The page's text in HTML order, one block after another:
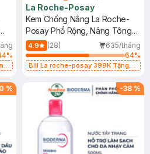
%
La Roche-Posay
Kem Chống Nắng La Roche-
Posay Phổ Rộng, Nâng Tông
Kiềm Dầu 50ml
4.9 (28)
635/tháng
64%
Bill La roche-posay 399K Tặng
(SL có hạn)
% -38 %